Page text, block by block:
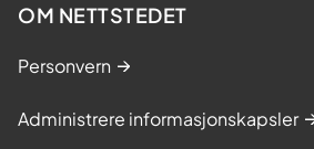
OM NETTSTEDET
Personvern
Administrere informasjonskapsler